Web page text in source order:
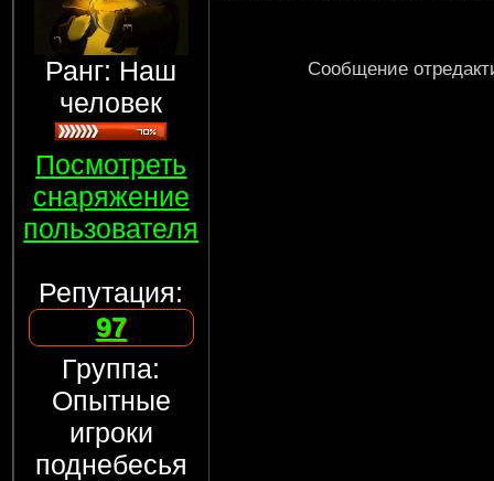
Ранг: Наш
человек
Посмотреть
снаряжение
пользователя
Репутация:
97
Группа:
Опытные
игроки
поднебесья
Сообщение